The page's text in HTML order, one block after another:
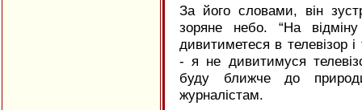
За його словами, він
зоряне небо. “На
дивитиметеся в телевізор
- я не дивитимуся
буду ближче до
журналістам.